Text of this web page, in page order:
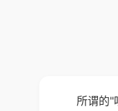
所谓的"